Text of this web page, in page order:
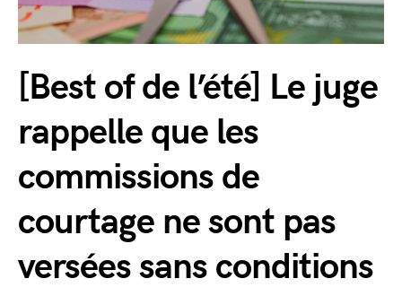
[Best of de l’été] Le juge
rappelle que les
commissions de
courtage ne sont pas
versées sans conditions